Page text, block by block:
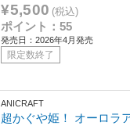
¥5,500 (税込)
ポイント：55
発売日：2026年4月発売
限定数終了
ANICRAFT
超かぐや姫！ オーロラ